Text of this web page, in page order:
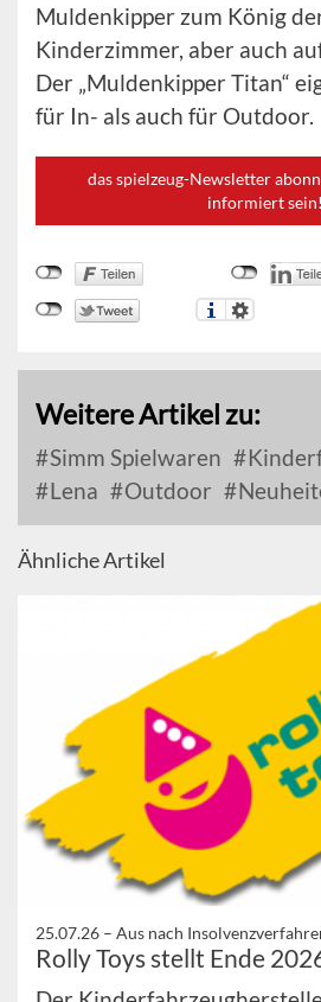
Muldenkipper zum König
Kinderzimmer, aber auch
Der „Muldenkipper Titan“
für In- als auch für Outdoor.
das spielzeug-Newsletter
informiert sein!
Weitere Artikel zu:
Simm Spielwaren
Lena
Outdoor
Ähnliche Artikel
25.07.26 – Aus nach
Rolly Toys stellt Ende